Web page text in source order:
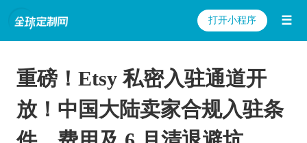
打开小程序 ☰
重磅！Etsy 私密入驻通道开
放！中国大陆卖家合规入驻条